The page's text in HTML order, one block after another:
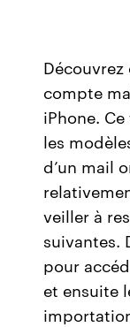
compte
iPhone.
les
d’un mail
veiller à
suivantes.
pour
et ensuite